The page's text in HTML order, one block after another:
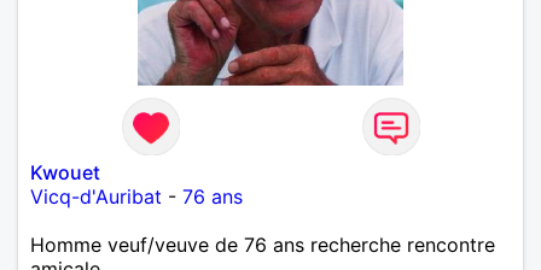
Kwouet
Vicq-d'Auribat - 76 ans
Homme veuf/veuve de 76 ans recherche rencontre